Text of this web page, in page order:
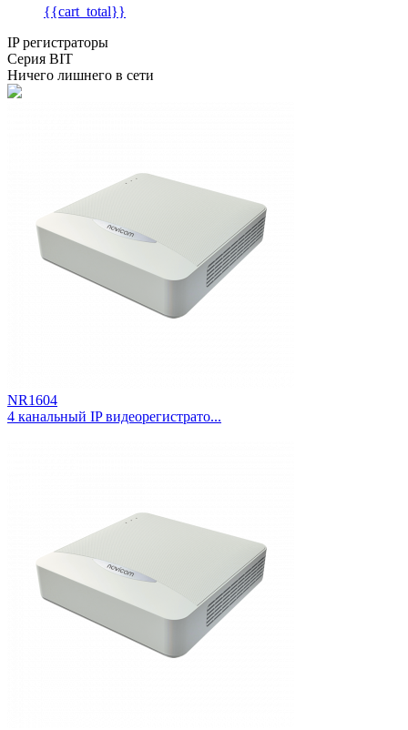
{{cart_total}}
IP регистраторы
Серия BIT
Ничего лишнего в сети
NR1604
4 канальный IP видеорегистрато...